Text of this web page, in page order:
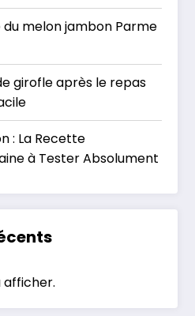
du melon jambon Parme
girofle après le repas
: La Recette
à Tester Absolument